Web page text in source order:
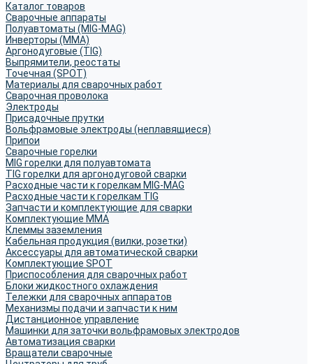
Каталог товаров
Сварочные аппараты
Полуавтоматы (MIG-MAG)
Инверторы (MMA)
Аргонодуговые (TIG)
Выпрямители, реостаты
Точечная (SPOT)
Материалы для сварочных работ
Сварочная проволока
Электроды
Присадочные прутки
Вольфрамовые электроды (неплавящиеся)
Припои
Сварочные горелки
MIG горелки для полуавтомата
TIG горелки для аргонодуговой сварки
Расходные части к горелкам MIG-MAG
Расходные части к горелкам TIG
Запчасти и комплектующие для сварки
Комплектующие ММА
Клеммы заземления
Кабельная продукция (вилки, розетки)
Аксессуары для автоматической сварки
Комплектующие SPOT
Приспособления для сварочных работ
Блоки жидкостного охлаждения
Тележки для сварочных аппаратов
Механизмы подачи и запчасти к ним
Дистанционное управление
Машинки для заточки вольфрамовых электродов
Автоматизация сварки
Вращатели сварочные